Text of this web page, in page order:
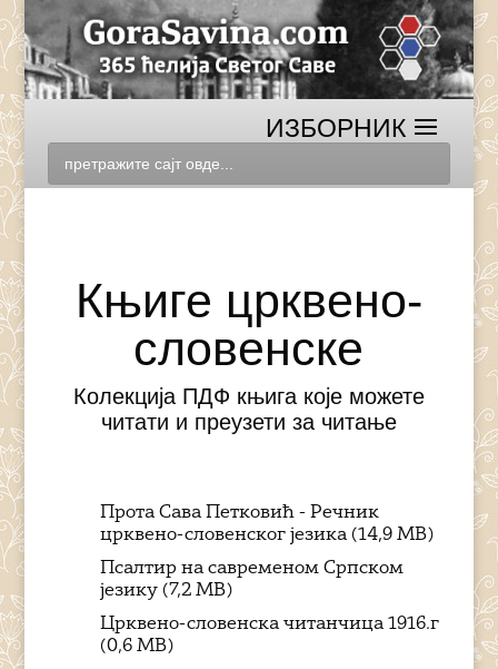
Књиге црквено-
словенске
Колекција ПДФ књига које можете
читати и преузети за читање
Прота Сава Петковић - Речник
црквено-словенског језика (14,9 MB)
Псалтир на савременом Српском
језику (7,2 MB)
Црквено-словенска читанчица 1916.г
(0,6 MB)